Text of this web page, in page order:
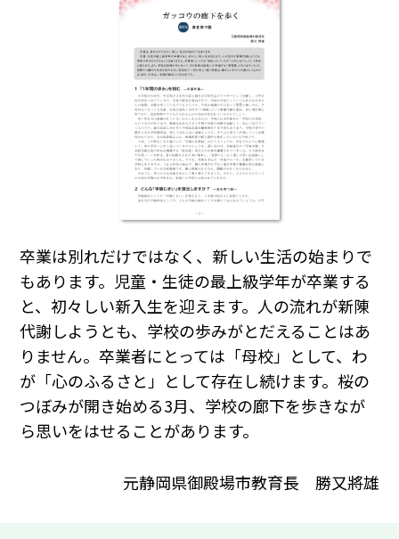
卒業は別れだけではなく、新しい生活の始まりで
もあります。児童・生徒の最上級学年が卒業する
と、初々しい新入生を迎えます。人の流れが新陳
代謝しようとも、学校の歩みがとだえることはあ
りません。卒業者にとっては「母校」として、わ
が「心のふるさと」として存在し続けます。――桜の
つぼみが開き始める3月、学校の廊下を歩きなが
ら思いをはせることがあります。
元静岡県御殿場市教育長 勝又將雄